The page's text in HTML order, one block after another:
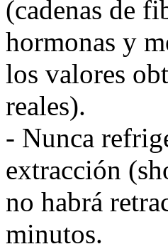
(cadenas de
hormonas y
los valores
reales).
- Nunca
extracción
no habrá
minutos.